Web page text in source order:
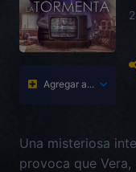
Agregar a...
Una misteriosa
provoca que